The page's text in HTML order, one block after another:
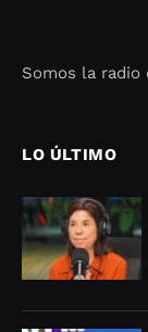
Somos la radio
LO ÚLTIMO